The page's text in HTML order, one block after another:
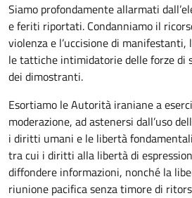
Siamo profondamente allarmati
e feriti riportati. Condanniamo il
violenza e l’uccisione di
le tattiche intimidatorie delle forze di
dei dimostranti.
Esortiamo le Autorità iraniane a
moderazione, ad astenersi dall’uso
i diritti umani e le libertà
tra cui i diritti alla libertà di
diffondere informazioni, nonché la
riunione pacifica senza timore di